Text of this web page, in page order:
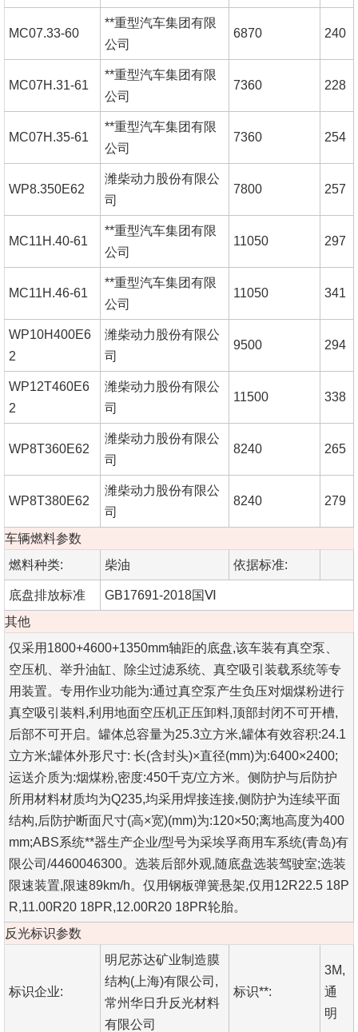
MC07.33-60
**重型汽车集团有限
公司
6870 240
MC07H.31-61
**重型汽车集团有限
公司
7360 228
MC07H.35-61
**重型汽车集团有限
公司
7360 254
WP8.350E62
潍柴动力股份有限公
司
7800 257
MC11H.40-61
**重型汽车集团有限
公司
11050 297
MC11H.46-61
**重型汽车集团有限
公司
11050 341
WP10H400E6
2
潍柴动力股份有限公
司
9500 294
WP12T460E6
2
潍柴动力股份有限公
司
11500 338
WP8T360E62
潍柴动力股份有限公
司
8240 265
WP8T380E62
潍柴动力股份有限公
司
8240 279
车辆燃料参数
燃料种类:
柴油 依据标准:
底盘排放标准
GB17691-2018国Ⅵ
其他
仅采用1800+4600+1350mm轴距的底盘,该车装有真空泵、
空压机、举升油缸、除尘过滤系统、真空吸引装载系统等专
用装置。专用作业功能为:通过真空泵产生负压对烟煤粉进行
真空吸引装料,利用地面空压机正压卸料,顶部封闭不可开槽,
后部不可开启。罐体总容量为25.3立方米,罐体有效容积:24.1
立方米;罐体外形尺寸: 长(含封头)×直径(mm)为:6400×2400;
运送介质为:烟煤粉,密度:450千克/立方米。侧防护与后防护
所用材料材质均为Q235,均采用焊接连接,侧防护为连续平面
结构,后防护断面尺寸(高×宽)(mm)为:120×50;离地高度为400
mm;ABS系统**器生产企业/型号为采埃孚商用车系统(青岛)有
限公司/4460046300。选装后部外观,随底盘选装驾驶室;选装
限速装置,限速89km/h。仅用钢板弹簧悬架,仅用12R22.5 18P
R,11.00R20 18PR,12.00R20 18PR轮胎。
反光标识参数
标识企业:
明尼苏达矿业制造膜
结构(上海)有限公司,
常州华日升反光材料
有限公司
标识**:
3M,
通
明